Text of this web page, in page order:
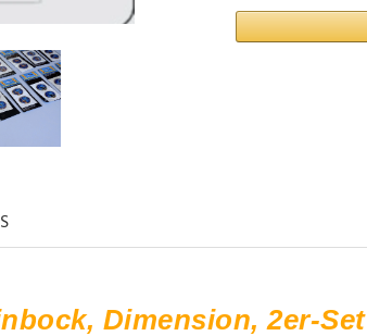
Dimension, 2er-Set